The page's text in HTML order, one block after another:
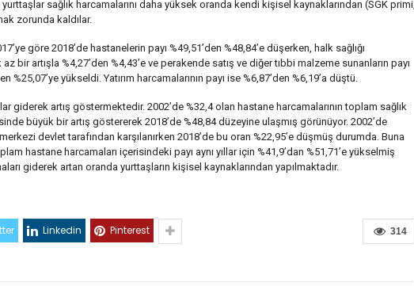
sağlık harcamalarını daha yüksek oranda kendi kişisel kaynaklarından (SGK primi,
zorunda kaldılar.
göre 2018’de hastanelerin payı %49,51’den %48,84’e düşerken, halk sağlığı
bir artışla %4,27’den %4,43’e ve perakende satış ve diğer tıbbi malzeme sunanların payı
%25,07’ye yükseldi. Yatırım harcamalarının payı ise %6,87’den %6,19’a düştü.
giderek artış göstermektedir. 2002’de %32,4 olan hastane harcamalarının toplam sağlık
büyük bir artış göstererek 2018’de %48,84 düzeyine ulaşmış görünüyor. 2002’de
devlet tarafından karşılanırken 2018’de bu oran %22,95’e düşmüş durumda. Buna
hastane harcamaları içerisindeki payı aynı yıllar için %41,9’dan %51,71’e yükselmiş
giderek artan oranda yurttaşların kişisel kaynaklarından yapılmaktadır.
314
Linkedin Pinterest